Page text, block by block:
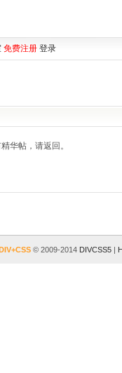
免费注册 登录
华帖，请返回。
© 2009-2014 DIVCSS5|